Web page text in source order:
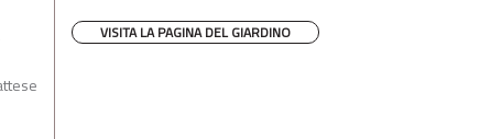
VISITA LA PAGINA DEL GIARDINO